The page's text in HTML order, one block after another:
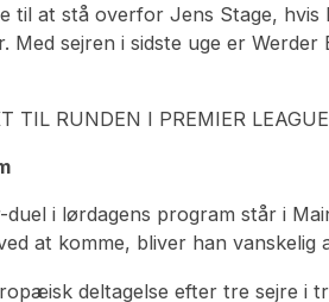
til at stå overfor Jens Stage,
Med sejren i sidste uge er
TIL RUNDEN I PREMIER LEAGUE
duel i lørdagens program står i
at komme, bliver han vanskelig
deltagelse efter tre sejre i